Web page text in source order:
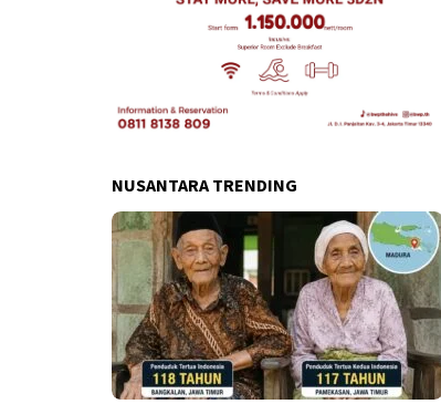
NUSANTARA TRENDING